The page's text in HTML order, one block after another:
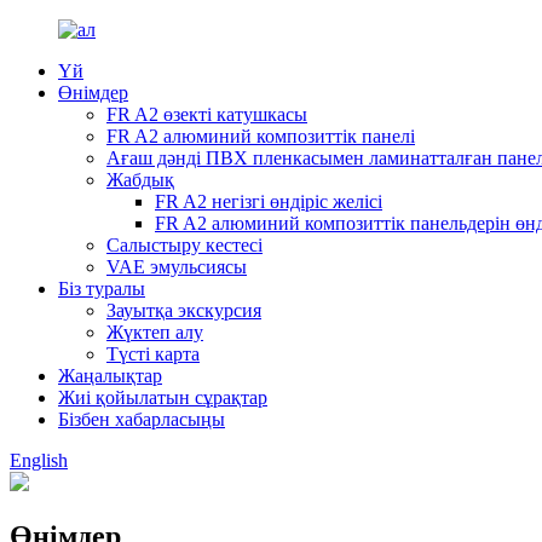
Үй
Өнімдер
FR A2 өзекті катушкасы
FR A2 алюминий композиттік панелі
Ағаш дәнді ПВХ пленкасымен ламинатталған
Жабдық
FR A2 негізгі өндіріс желісі
FR A2 алюминий композиттік панельдерін
Салыстыру кестесі
VAE эмульсиясы
Біз туралы
Зауытқа экскурсия
Жүктеп алу
Түсті карта
Жаңалықтар
Жиі қойылатын сұрақтар
Бізбен хабарласыңы
English